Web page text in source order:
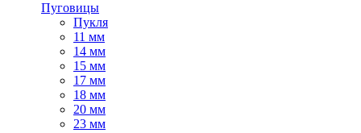
Пуговицы
Пукля
11 мм
14 мм
15 мм
17 мм
18 мм
20 мм
23 мм